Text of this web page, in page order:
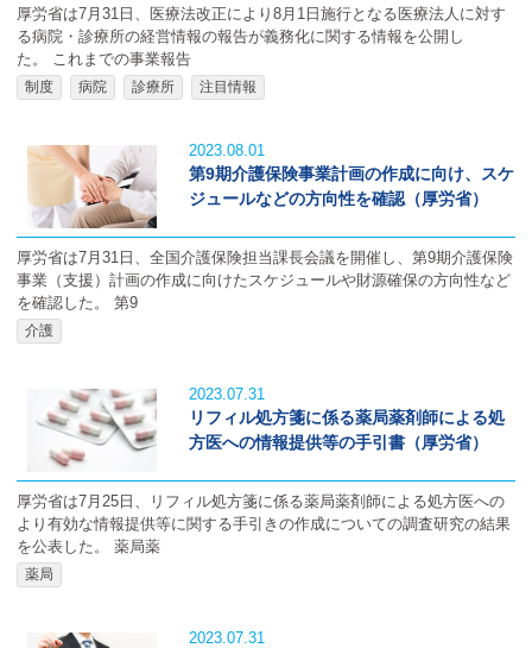
厚労省は7月31日、医療法改正により8月1日施行となる医療法人に対す
る病院・診療所の経営情報の報告が義務化に関する情報を公開し
た。 これまでの事業報告
制度 病院 診療所 注目情報
2023.08.01
第9期介護保険事業計画の作成に向け、スケ
ジュールなどの方向性を確認（厚労省）
厚労省は7月31日、全国介護保険担当課長会議を開催し、第9期介護保険
事業（支援）計画の作成に向けたスケジュールや財源確保の方向性など
を確認した。 第9
介護
2023.07.31
リフィル処方箋に係る薬局薬剤師による処
方医への情報提供等の手引書（厚労省）
厚労省は7月25日、リフィル処方箋に係る薬局薬剤師による処方医への
より有効な情報提供等に関する手引きの作成についての調査研究の結果
を公表した。 薬局薬
薬局
2023.07.31